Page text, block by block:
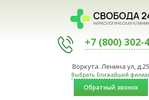
+7 (800) 302-
Воркута. Ленина ул, д.25
Выбрать ближайший
Обратный звонок